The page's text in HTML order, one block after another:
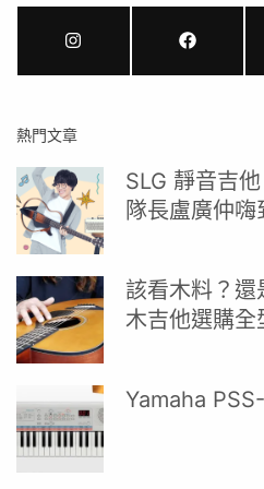
熱門文章
SLG 靜音吉
隊長盧廣仲
該看木料？還
木吉他選購全
Yamaha